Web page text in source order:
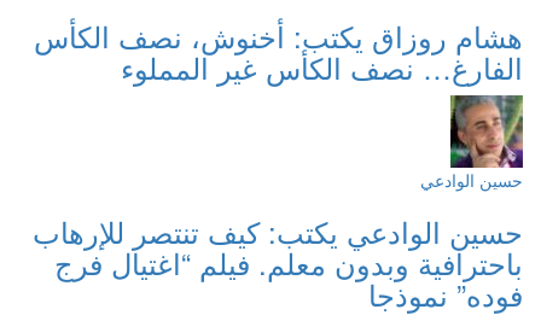
هشام روزاق يكتب: أخنوش، نصف الكأس
الفارغ… نصف الكأس غير المملوء
حسين الوادعي
حسين الوادعي يكتب: كيف تنتصر للإرهاب
باحترافية وبدون معلم. فيلم “اغتيال فرج
فوده” نموذجا